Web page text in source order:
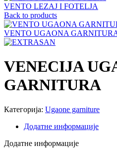
VENTO LEZAJ I FOTELJA
Back to products
VENTO UGAONA
VENECIJA
GARNITURA
Категорија: Ugaone garniture
Додатне информације
Додатне информације